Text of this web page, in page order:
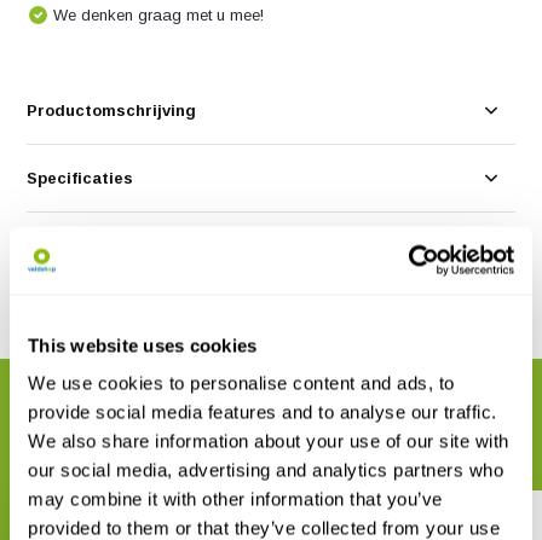
This website uses cookies
We use cookies to personalise content and ads, to
provide social media features and to analyse our traffic.
We also share information about your use of our site with
our social media, advertising and analytics partners who
may combine it with other information that you’ve
provided to them or that they’ve collected from your use
We denken graag met u mee!
Productomschrijving
Specificaties
Reviews
GERELATEERDE PRODUCTEN
Maak uw bestelling compleet